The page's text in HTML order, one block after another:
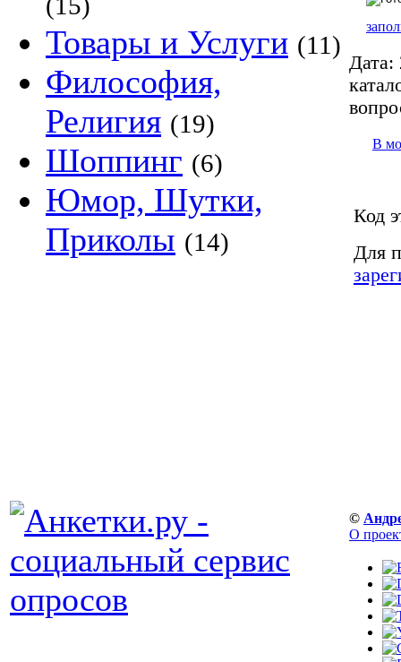
Товары и Услуги (11)
Философия,
Религия (19)
Шоппинг (6)
Юмор, Шутки,
Приколы (14)
Дата:
В
Код
Для
©
О